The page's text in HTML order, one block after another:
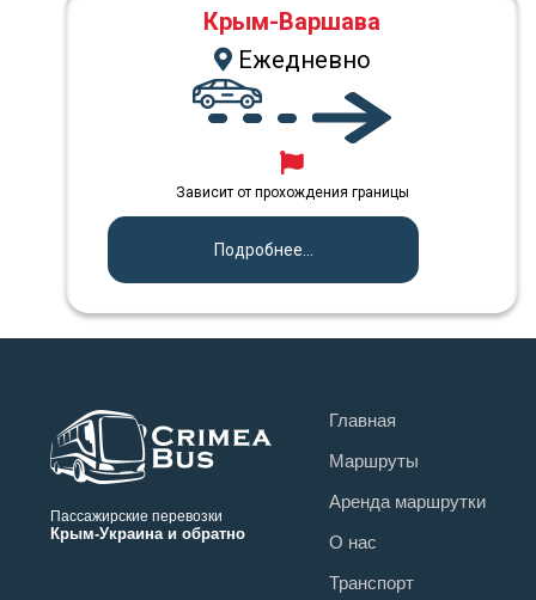
Крым-Варшава
Ежедневно
Зависит от прохождения границы
Подробнее...
Пассажирские перевозки
Крым-Украина и обратно
Главная
Маршруты
Аренда маршрутки
О нас
Транспорт